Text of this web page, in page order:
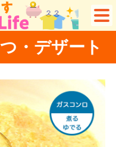
・デザート